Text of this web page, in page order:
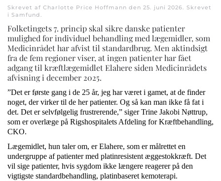
Skrevet af Charlotte Price Hoffmann den 25. juni 2026. Skrevet
i Samfund.
Folketingets 7. princip skal sikre danske patienter
mulighed for individuel behandling med lægemidler, som
Medicinrådet har afvist til standardbrug. Men aktindsigt
fra de fem regioner viser, at ingen patienter har fået
adgang til kræftlægemidlet Elahere siden Medicinrådets
afvisning i december 2025.
”Det er første gang i de 25 år, jeg har været i gamet, at de finder
noget, der virker til de her patienter. Og så kan man ikke få fat i
det. Det er selvfølgelig frustrerende,” siger Trine Jakobi Nøttrup,
som er overlæge på Rigshospitalets Afdeling for Kræftbehandling,
CKO.
Lægemidlet, hun taler om, er Elahere, som er målrettet en
undergruppe af patienter med platinresistent æggestokkræft. Det
vil sige patienter, hvis sygdom ikke længere reagerer på den
vigtigste standardbehandling, platinbaseret kemoterapi.